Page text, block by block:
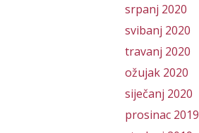
srpanj 2020
svibanj 2020
travanj 2020
ožujak 2020
siječanj 2020
prosinac 2019